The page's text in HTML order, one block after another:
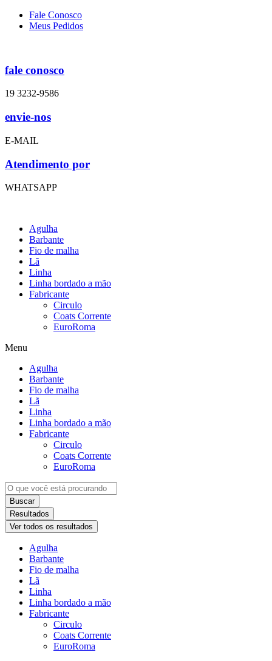
Fale Conosco
Meus Pedidos
fale conosco
19 3232-9586
envie-nos
E-MAIL
Atendimento por
WHATSAPP
Agulha
Barbante
Fio de malha
Lã
Linha
Linha bordado a mão
Fabricante
Circulo
Coats Corrente
EuroRoma
Menu
Agulha
Barbante
Fio de malha
Lã
Linha
Linha bordado a mão
Fabricante
Circulo
Coats Corrente
EuroRoma
Buscar
Resultados
Ver todos os resultados
Agulha
Barbante
Fio de malha
Lã
Linha
Linha bordado a mão
Fabricante
Circulo
Coats Corrente
EuroRoma